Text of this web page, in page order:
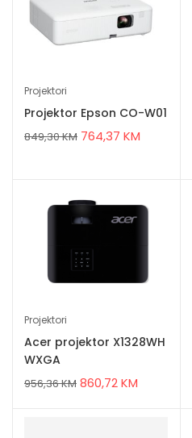
Projektori
Projektor Epson CO-W01
849,30KM 764,37 KM
Projektori
Acer projektor X1328WH
WXGA
956,36KM 860,72KM